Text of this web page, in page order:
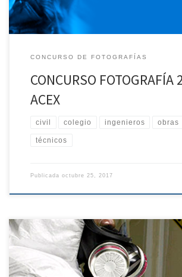
CONCURSO DE FOTOGRAFÍAS
CONCURSO FOTOGRAFÍA
ACEX
civil colegio ingenieros obras
técnicos
Publicada octubre 25, 2017
La Fundación Laboral de la Construcción, en